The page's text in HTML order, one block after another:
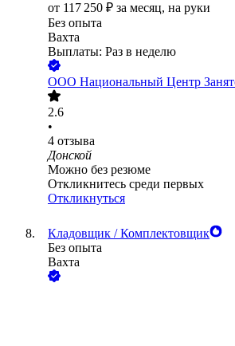
от 117 250 ₽ за месяц, на руки
Без опыта
Вахта
Выплаты: Раз в неделю
ООО Национальный Центр
2.6
•
4 отзыва
Донской
Можно без резюме
Откликнитесь среди первых
Откликнуться
Кладовщик / Комплектовщик
Без опыта
Вахта